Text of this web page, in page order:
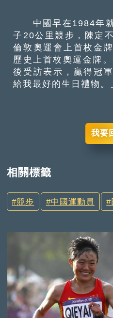
中國早在1984年就
子20公里競步，陳定
倫敦奧運會上首枚金
歷史上首枚奧運金牌
後受訪表示，贏得冠
給我最好的生日禮物。
我要
相關標籤
競步 中國運動員